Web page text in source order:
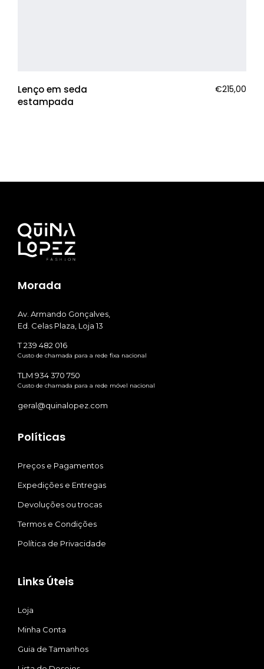
Lenço em seda
estampada
€215,00
Morada
Av. Armando Gonçalves,
Ed. Celas Plaza, Loja 13
T 239 482 016
Custo de chamada para a rede fixa nacional
TLM 934 370 750
Custo de chamada para a rede móvel nacional
geral@quinalopez.com
Políticas
Preços e Pagamentos
Expedições e Entregas
Devoluções ou trocas
Termos e Condições
Política de Privacidade
Links Úteis
Loja
Minha Conta
Guia de Tamanhos